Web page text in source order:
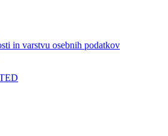
in varstvu osebnih podatkov